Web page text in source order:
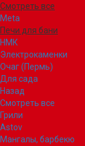
Смотреть все
Meta
Печи для бани
НМК
Электрокаменки
Очаг (Пермь)
Для сада
Назад
Смотреть все
Грили
Astov
Мангалы, барбекю